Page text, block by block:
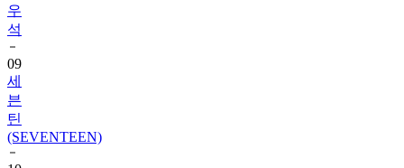
우
석
09
세
븐
틴
(SEVENTEEN)